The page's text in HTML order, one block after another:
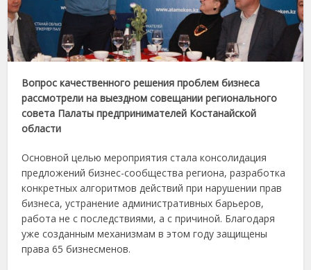
Вопрос качественного решения проблем бизнеса
рассмотрели на выездном совещании регионального
совета Палаты предпринимателей Костанайской
области
Основной целью мероприятия стала консолидация
предложений бизнес-сообщества региона, разработка
конкретных алгоритмов действий при нарушении прав
бизнеса, устранение административных барьеров,
работа не с последствиями, а с причиной. Благодаря
уже созданным механизмам в этом году защищены
права 65 бизнесменов.